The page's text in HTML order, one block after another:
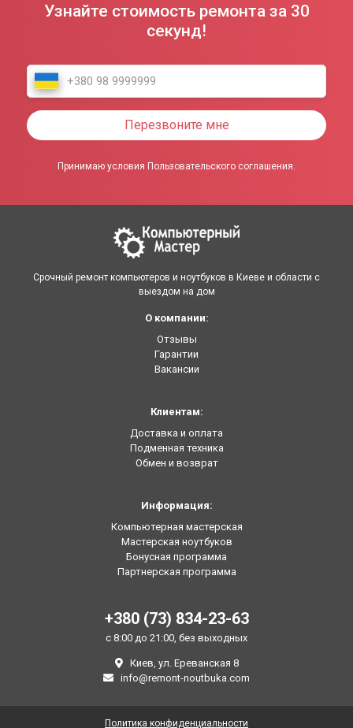
Узнайте стоимость ремонта за 30
секунд!
Перезвоните мне
Принимаю условия Пользовательского соглашения.
Срочный ремонт компьютеров и ноутбуков в Киеве и области с
выездом на дом
О компании:
Отзывы
Гарантии
Вакансии
Клиентам:
Доставка и оплата
Подменная техника
Обмен и возврат
Информация:
Компьютерная мастерская
Мастерская ноутбуков
Бонусная программа
Партнерская программа
+380 (73) 834-23-63
с 8:00 до 21:00, без выходных
Киев, ул. Ереванская 8
info@remont-noutbuka.com
Политика конфиденциальности